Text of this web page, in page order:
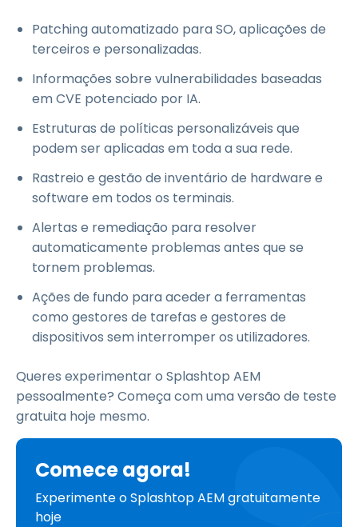
Patching automatizado para SO, aplicações de
terceiros e personalizadas.
Informações sobre vulnerabilidades baseadas
em CVE potenciado por IA.
Estruturas de políticas personalizáveis que
podem ser aplicadas em toda a sua rede.
Rastreio e gestão de inventário de hardware e
software em todos os terminais.
Alertas e remediação para resolver
automaticamente problemas antes que se
tornem problemas.
Ações de fundo para aceder a ferramentas
como gestores de tarefas e gestores de
dispositivos sem interromper os utilizadores.
Queres experimentar o Splashtop AEM
pessoalmente? Começa com uma versão de teste
gratuita hoje mesmo.
Comece agora!
Experimente o Splashtop AEM gratuitamente
hoje